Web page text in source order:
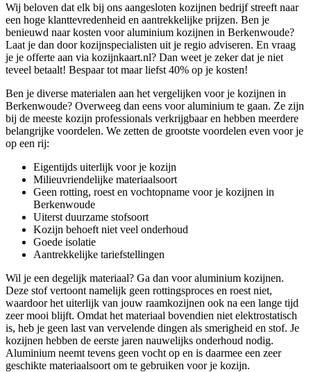
Wij beloven dat elk bij ons aangesloten kozijnen bedrijf streeft naar
een hoge klanttevredenheid en aantrekkelijke prijzen. Ben je
benieuwd naar kosten voor aluminium kozijnen in Berkenwoude?
Laat je dan door kozijnspecialisten uit je regio adviseren. En vraag
je je offerte aan via kozijnkaart.nl? Dan weet je zeker dat je niet
teveel betaalt! Bespaar tot maar liefst 40% op je kosten!
Ben je diverse materialen aan het vergelijken voor je kozijnen in
Berkenwoude? Overweeg dan eens voor aluminium te gaan. Ze zijn
bij de meeste kozijn professionals verkrijgbaar en hebben meerdere
belangrijke voordelen. We zetten de grootste voordelen even voor je
op een rij:
Eigentijds uiterlijk voor je kozijn
Milieuvriendelijke materiaalsoort
Geen rotting, roest en vochtopname voor je kozijnen in
Berkenwoude
Uiterst duurzame stofsoort
Kozijn behoeft niet veel onderhoud
Goede isolatie
Aantrekkelijke tariefstellingen
Wil je een degelijk materiaal? Ga dan voor aluminium kozijnen.
Deze stof vertoont namelijk geen rottingsproces en roest niet,
waardoor het uiterlijk van jouw raamkozijnen ook na een lange tijd
zeer mooi blijft. Omdat het materiaal bovendien niet elektrostatisch
is, heb je geen last van vervelende dingen als smerigheid en stof. Je
kozijnen hebben de eerste jaren nauwelijks onderhoud nodig.
Aluminium neemt tevens geen vocht op en is daarmee een zeer
geschikte materiaalsoort om te gebruiken voor je kozijn.